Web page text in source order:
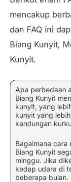
mencakup
dan FAQ ini
Biang Kunyit,
Kunyit.
Apa perbedaan
Biang Kunyit
kunyit, yang
kunyit yang
kandungan
Bagaimana cara
Biang Kunyit
minggu. Jika
kedap udara di
beberapa bulan.